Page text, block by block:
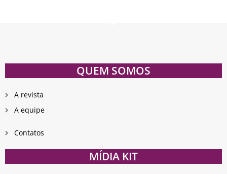
QUEM SOMOS
A revista
A equipe
Contatos
MÍDIA KIT